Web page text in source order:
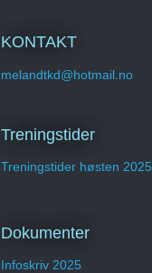
KONTAKT
melandtkd@hotmail.no
Treningstider
Treningstider høsten 2025
Dokumenter
Infoskriv 2025